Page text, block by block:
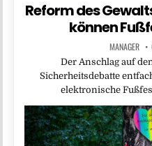
Reform des
können
MANAGER
Der Anschlag auf
Sicherheitsdebatte
elektronische